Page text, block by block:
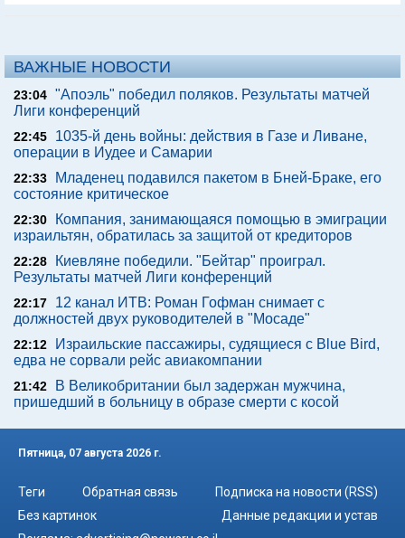
ВАЖНЫЕ НОВОСТИ
23:04 "Апоэль" победил поляков. Результаты матчей
Лиги конференций
22:45
1035-й день войны: действия в Газе и Ливане,
операции в Иудее и Самарии
22:33
Младенец подавился пакетом в Бней-Браке, его
состояние критическое
22:30
Компания, занимающаяся помощью в эмиграции
израильтян, обратилась за защитой от кредиторов
22:28
Киевляне победили. "Бейтар" проиграл.
Результаты матчей Лиги конференций
22:17
12 канал ИТВ: Роман Гофман снимает с
должностей двух руководителей в "Мосаде"
22:12
Израильские пассажиры, судящиеся с Blue Bird,
едва не сорвали рейс авиакомпании
21:42
В Великобритании был задержан мужчина,
пришедший в больницу в образе смерти с косой
Пятница, 07 августа 2026 г.
Теги Обратная связь
Подписка на новости (RSS)
Без картинок
Данные редакции и устав